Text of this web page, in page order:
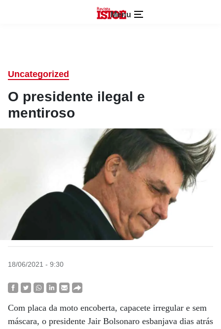
Menu
Uncategorized
O presidente ilegal e
mentiroso
18/06/2021 - 9:30
Com placa da moto encoberta, capacete irregular e sem
máscara, o presidente Jair Bolsonaro esbanjava dias atrás